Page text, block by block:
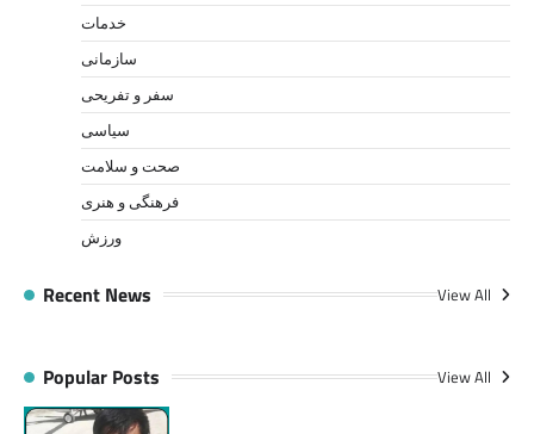
خدمات
سازمانی
سفر و تفریحی
سیاسی
صحت و سلامت
فرهنگی و هنری
ورزش
Recent News View All
Popular Posts View All